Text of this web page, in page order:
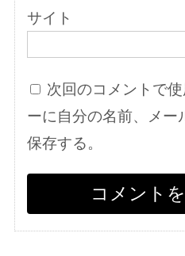
サイト
次回のコメントで
ーに自分の名前、メー
保存する。